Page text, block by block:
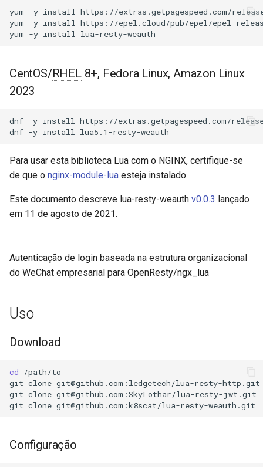
c
a
auth-hash
auth-pam
auth-radius
aws-auth
bot-verifier
cache-purge
cgi
compression-normalize
compression-vary
concat
GitHub
Suporte a NGINX HTTP/3
Angie Web Server - Instalar
Linux e AlmaLinux
yum -y install
https://extras.getpagespeed.com/
yum -y install
https://epel.cloud/pub/epel/epel-
yum -y install
CentOS/RHEL8+, Fedora Linux, Amazon Linux
2023
dnf -y install
https://extras.getpagespeed.com/
dnf -y install
Para usar esta biblioteca Lua com o NGINX, certifique-se
de que o nginx-module-lua esteja instalado.
Este documento descreve lua-resty-weauth v0.0.3 lançado
em 11 de agosto de 2021.
Autenticação de login baseada na estrutura organizacional
do WeChat empresarial para OpenResty/ngx_lua
Uso
Download
cd
/path/to
git clone git@github.com :ledgetech/lua-resty-http.git
git clone git@github.com :SkyLothar/lua-resty-jwt.git
git clone git@github.com
Configuração